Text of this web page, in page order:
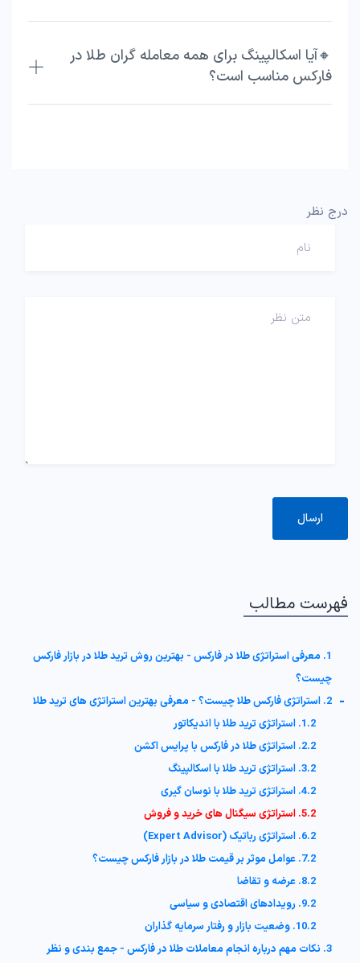
🔸آیا اسکالپینگ برای همه معامله گران طلا در
فارکس مناسب است؟
درج نظر
فهرست مطالب
1. معرفی استراتژی طلا در فارکس - بهترین روش ترید طلا در بازار فارکس
چیست؟
2. استراتژی فارکس طلا چیست؟ - معرفی بهترین استراتژی های ترید طلا -
1.2. استراتژی ترید طلا با اندیکاتور
2.2. استراتژی طلا در فارکس با پرایس اکشن
3.2. استراتژی ترید طلا با اسکالپینگ
4.2. استراتژی ترید طلا با نوسان گیری
5.2. استراتژی سیگنال های خرید و فروش
6.2. استراتژی رباتیک (Expert Advisor)
7.2. عوامل موثر بر قیمت طلا در بازار فارکس چیست؟
8.2. عرضه و تقاضا
9.2. رویدادهای اقتصادی و سیاسی
10.2. وضعیت بازار و رفتار سرمایه گذاران
3. نکات مهم درباره انجام معاملات طلا در فارکس - جمع بندی و نظر